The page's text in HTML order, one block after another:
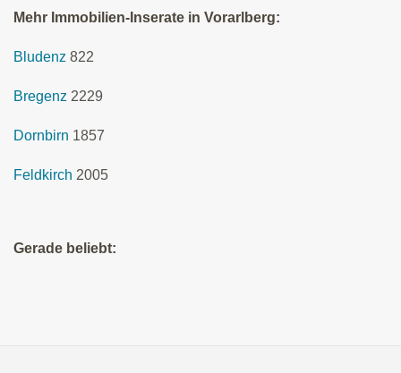
Mehr Immobilien-Inserate in Vorarlberg:
Bludenz 822
Bregenz 2229
Dornbirn 1857
Feldkirch 2005
Gerade beliebt: